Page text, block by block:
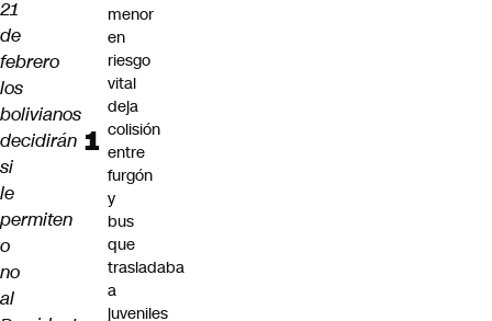
21
de
febrero
los
bolivianos
decidirán
si
le
permiten
o
no
al
menor
en
riesgo
vital
deja
colisión
entre
furgón
y
bus
que
trasladaba
a
juveniles